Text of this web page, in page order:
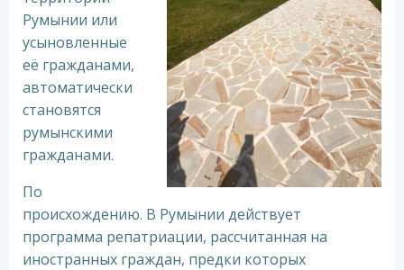
Румынии или
усыновленные
её гражданами,
автоматически
становятся
румынскими
гражданами.
По
происхождению. В Румынии действует
программа репатриации, рассчитанная на
иностранных граждан, предки которых